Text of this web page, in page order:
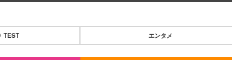
TEST エンタメ